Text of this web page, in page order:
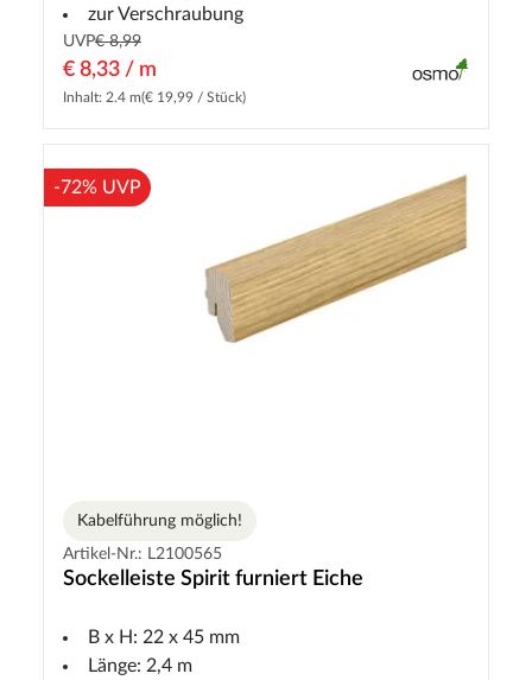
zur Verschraubung
UVP€ 8,99
€ 8,33 / m
Inhalt: 2.4 m(€ 19,99 / Stück)
-72% UVP
Kabelführung möglich!
Artikel-Nr.: L2100565
Sockelleiste Spirit furniert Eiche
B x H: 22 x 45 mm
Länge: 2,4 m